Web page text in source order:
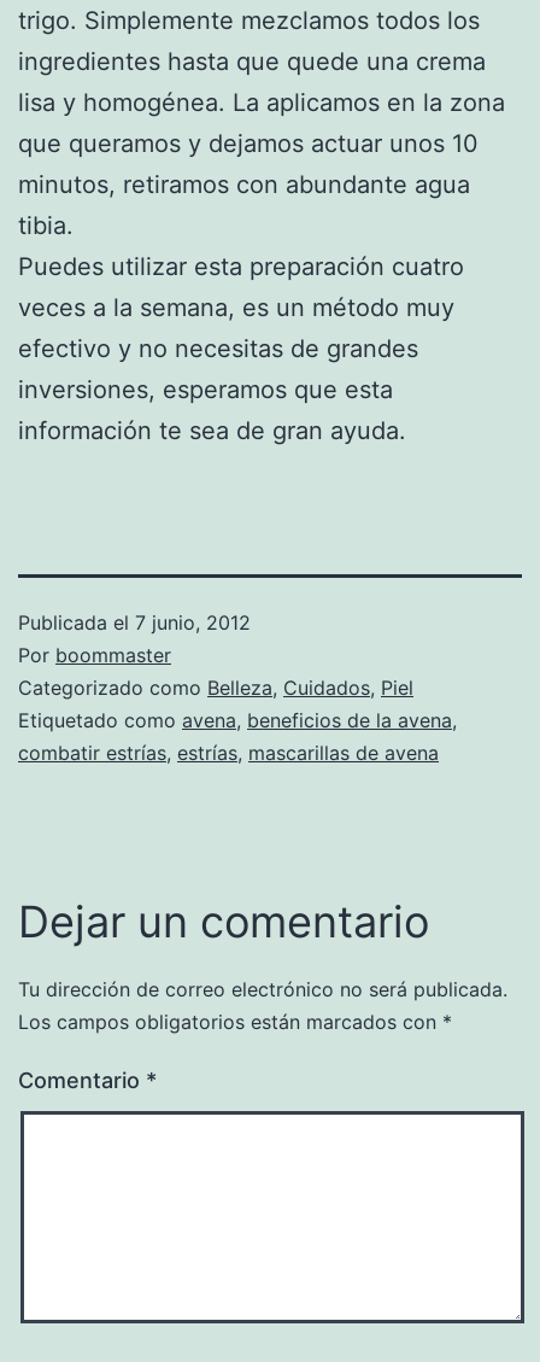
trigo. Simplemente mezclamos todos los
ingredientes hasta que quede una crema
lisa y homogénea. La aplicamos en la zona
que queramos y dejamos actuar unos 10
minutos, retiramos con abundante agua
tibia.
Puedes utilizar esta preparación cuatro
veces a la semana, es un método muy
efectivo y no necesitas de grandes
inversiones, esperamos que esta
información te sea de gran ayuda.
Publicada el 7 junio, 2012
Por boommaster
Categorizado como Belleza, Cuidados, Piel
Etiquetado como avena, beneficios de la avena,
combatir estrías, estrías, mascarillas de avena
Dejar un comentario
Tu dirección de correo electrónico no será publicada.
Los campos obligatorios están marcados con *
Comentario *